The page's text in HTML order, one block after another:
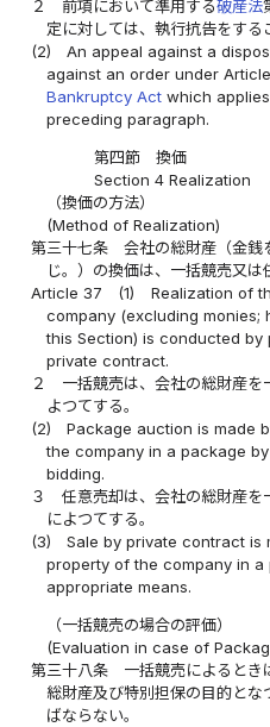
２ 前項において準用する破産法
定に対しては、執行抗告をする
(2)
An appeal against a
against an order under
Bankruptcy Act which
preceding paragraph.
第四節 換価
Section 4 Realization
（換価の方法）
(Method of Realization)
第三十七条
会社の総財産（金銭
じ。）の換価は、一括競売又は
Article 37
(1)
Realization of
company (excluding monies;
this Section) is conducted
private contract.
２
一括競売は、会社の総財産
よつてする。
(2)
Package auction is made
the company in a package
bidding.
３
任意売却は、会社の総財産
によつてする。
(3)
Sale by private contract is
property of the company in
appropriate means.
（一括競売の場合の評価）
(Evaluation in case of
第三十八条
一括競売によるとき
総財産及び特別担保の目的と
ばならない。